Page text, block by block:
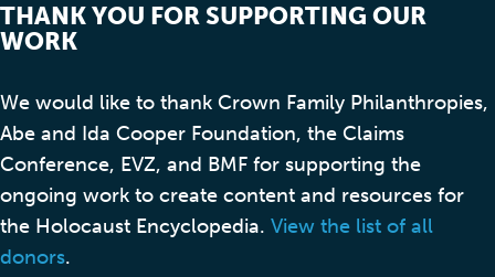
THANK YOU FOR SUPPORTING OUR
WORK
We would like to thank Crown Family Philanthropies,
Abe and Ida Cooper Foundation, the Claims
Conference, EVZ, and BMF for supporting the
ongoing work to create content and resources for
the Holocaust Encyclopedia. View the list of all
donors.